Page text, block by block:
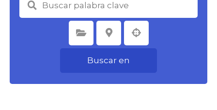
Seleccione la categoría Seleccione la ubicación
Buscar en